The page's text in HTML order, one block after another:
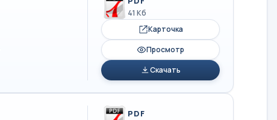
41 Кб
Карточка
Просмотр
Скачать
PDF